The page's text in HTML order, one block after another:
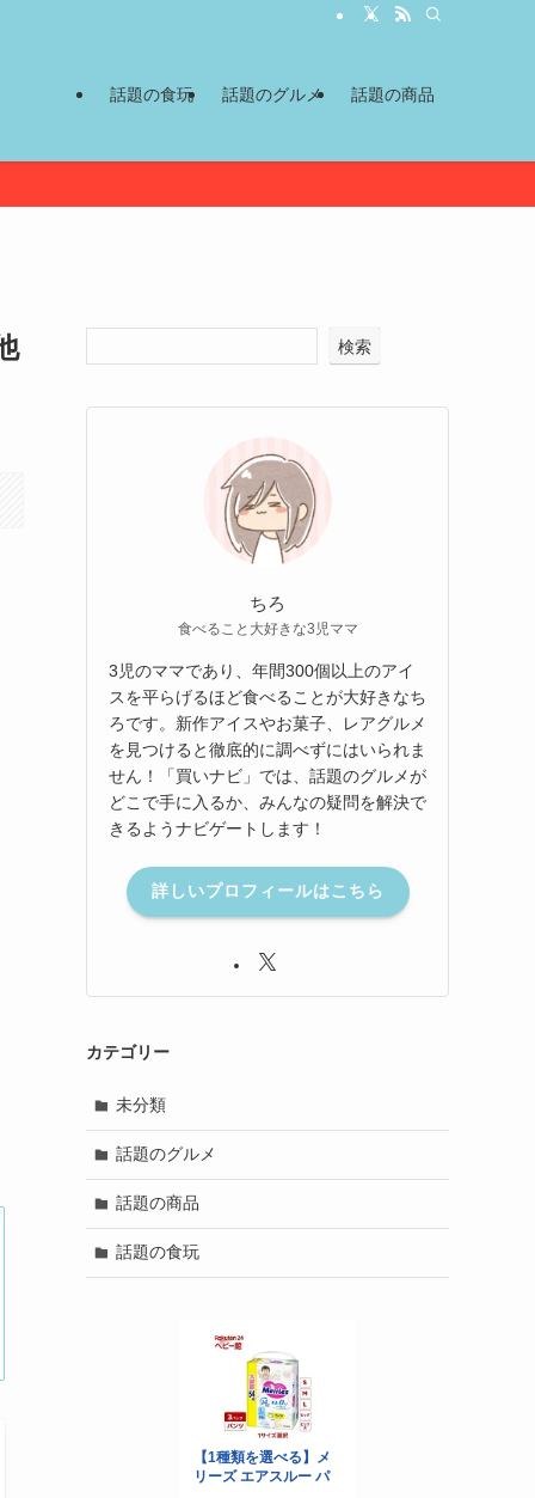
話題の食玩 話題のグルメ 話題の商品
検索
ちろ
食べること大好きな3児ママ
3児のママであり、年間300個以上のアイ
スを平らげるほど食べることが大好きなち
ろです。新作アイスやお菓子、レアグルメ
を見つけると徹底的に調べずにはいられま
せん！「買いナビ」では、話題のグルメが
どこで手に入るか、みんなの疑問を解決で
きるようナビゲートします！
詳しいプロフィールはこちら
カテゴリー
未分類
話題のグルメ
話題の商品
話題の食玩